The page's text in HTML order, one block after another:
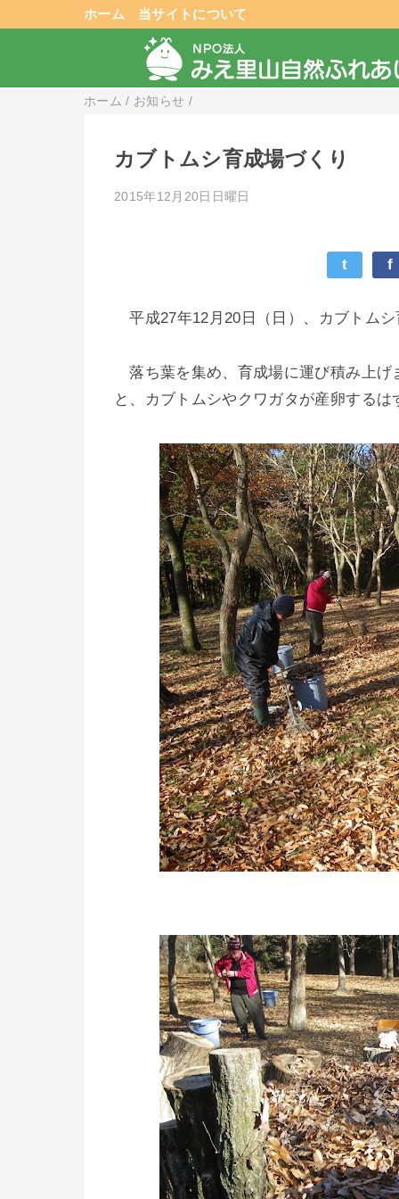
ホーム 当サイトについて
ホーム / お知らせ /
カブトムシ育成場づくり
2015年12月20日日曜日
t f
平成27年12月20日（日）、カブトム
落ち葉を集め、育成場に運び積み上げ
と、カブトムシやクワガタが産卵する